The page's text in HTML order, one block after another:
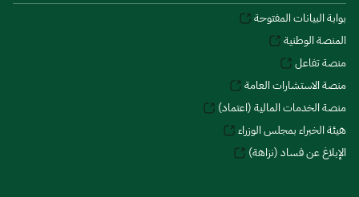
بوابة البيانات المفتوحة
المنصة الوطنية
منصة تفاعل
منصة الاستشارات العامة
منصة الخدمات المالية (اعتماد)
هيئة الخبراء بمجلس الوزراء
الإبلاغ عن فساد (نزاهة)